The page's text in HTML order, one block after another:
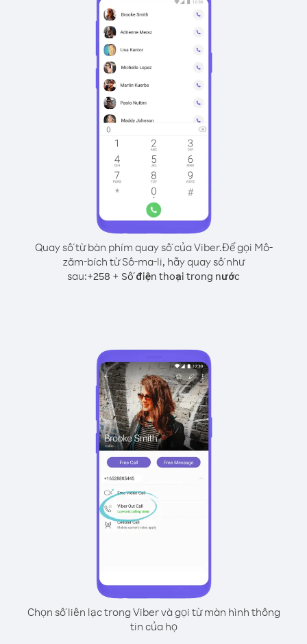
Quay số từ bàn phím quay số của Viber.Để gọi Mô-
zăm-bích từ Sô-ma-li, hãy quay số như
sau:+258 + Số điện thoại trong nước
Chọn số liên lạc trong Viber và gọi từ màn hình thông
tin của họ